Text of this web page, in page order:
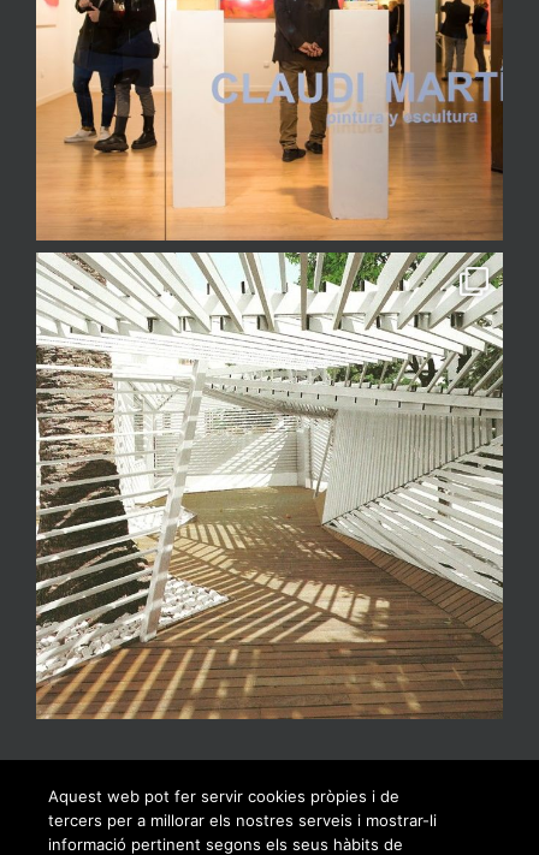
Aquest web pot fer servir cookies pròpies i de
tercers per a millorar els nostres serveis i mostrar-li
informació pertinent segons els seus hàbits de